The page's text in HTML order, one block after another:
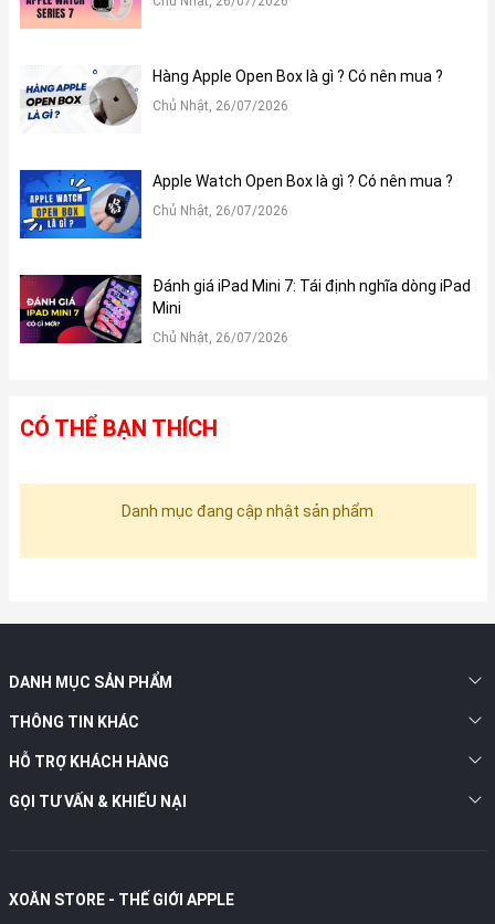
Hàng Apple Open Box là gì ? Có nên mua ?
Chủ Nhật, 26/07/2026
Apple Watch Open Box là gì ? Có nên mua ?
Chủ Nhật, 26/07/2026
Đánh giá iPad Mini 7: Tái định nghĩa dòng iPad
Mini
Chủ Nhật, 26/07/2026
CÓ THỂ BẠN THÍCH
Danh mục đang cập nhật sản phẩm
DANH MỤC SẢN PHẨM
THÔNG TIN KHÁC
HỖ TRỢ KHÁCH HÀNG
GỌI TƯ VẤN & KHIẾU NẠI
XOĂN STORE - THẾ GIỚI APPLE